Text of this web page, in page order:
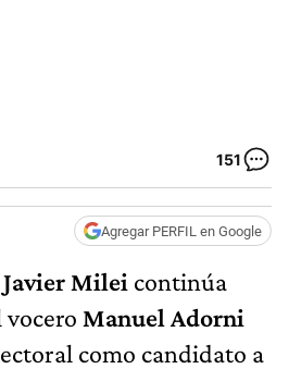
151
Agregar PERFIL en Google
Javier Milei continúa
vocero Manuel Adorni
como candidato a